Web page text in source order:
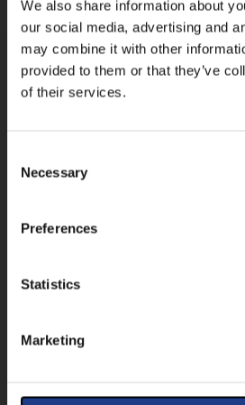
We also share information about
our social media, advertising and
may combine it with other
provided to them or that they’ve
of their services.
Necessary
Preferences
Statistics
Marketing